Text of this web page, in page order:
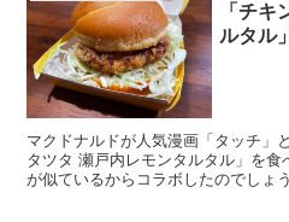
「チキ
ルタル
マクドナルドが人気漫画「タッチ」
タツタ 瀬戸内レモンタルタル」を
が似ているからコラボしたのでしょ